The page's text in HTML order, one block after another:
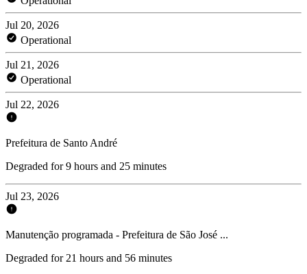
Jul 20, 2026
Operational
Jul 21, 2026
Operational
Jul 22, 2026
Prefeitura de Santo André
Degraded for 9 hours and 25 minutes
Jul 23, 2026
Manutenção programada - Prefeitura de São José ...
Degraded for 21 hours and 56 minutes